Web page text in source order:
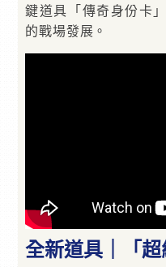
鍵道具「傳奇身份卡
的戰場發展。
全新道具｜「